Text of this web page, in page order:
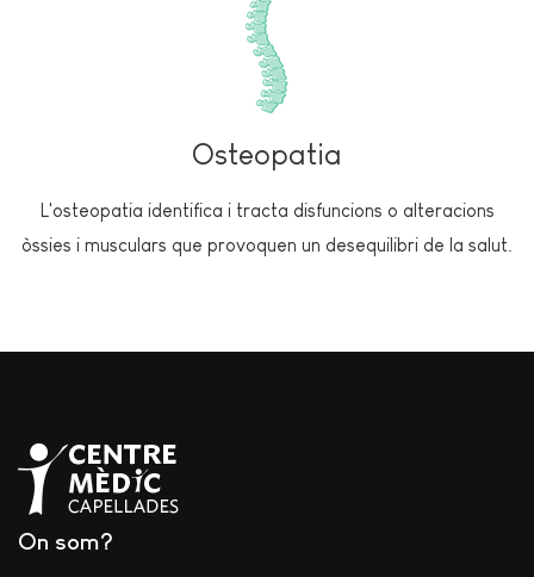
Osteopatia
L'osteopatia identifica i tracta disfuncions o alteracions
òssies i musculars que provoquen un desequilibri de la salut.
On som?